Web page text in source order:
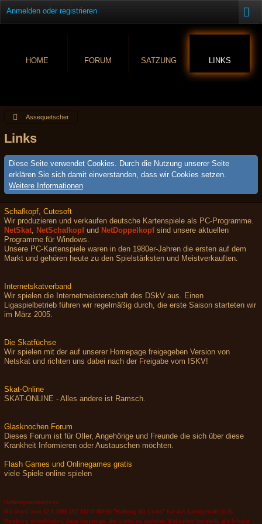
Anmelden oder registrieren
HOME FORUM SATZUNG LINKS
Assequetscher
Links
Diese Seite verwendet Cookies. Durch die Nutzung unserer Seite
erklären Sie sich damit einverstanden, dass wir Cookies setzen.
Weitere Informationen
Schafkopf, Cutesoft
Wir produzieren und verkaufen deutsche Kartenspiele als PC-Programme.
NetSkat, NetSchafkopfund NetDoppelkopf sind unsere aktuellen
Programme für Windows.
Unsere PC-Kartenspiele waren in den 1980er-Jahren die ersten auf dem
Markt und gehören heute zu den Spielstärksten und Meistverkauften.
Internetskatverband
Wir spielen die Internetmeisterschaft des DSkV aus. Einen
Ligaspielbetrieb führen wir regelmäßig durch, die erste Saison starteten wir
im März 2005.
Die Skatfüchse
Wir spielen mit der auf unserer Homepage freigegeben Version von
Netskat und richten uns dabei nach der Freigabe vom ISKV!
Skat-Online
SKAT-ONLINE - Alles andere ist Ramsch.
Glasknochen Forum
Dieses Forum ist für OIler, Angehörige und Freunde die sich über diese
Krankheit Informieren oder Austauschen möchten.
Flash Games und Onlinegames gratis
viele Spiele online spielen
Haftungsausschluss:
Mit Urteil vom 12.5.1998 (AZ 312 O 85/98) "Haftung für Links" hat das Landgericht (LG)
Hamburg entschieden, dass derjenige, der Links zu anderen Webseiten herstellt, die Inhalte